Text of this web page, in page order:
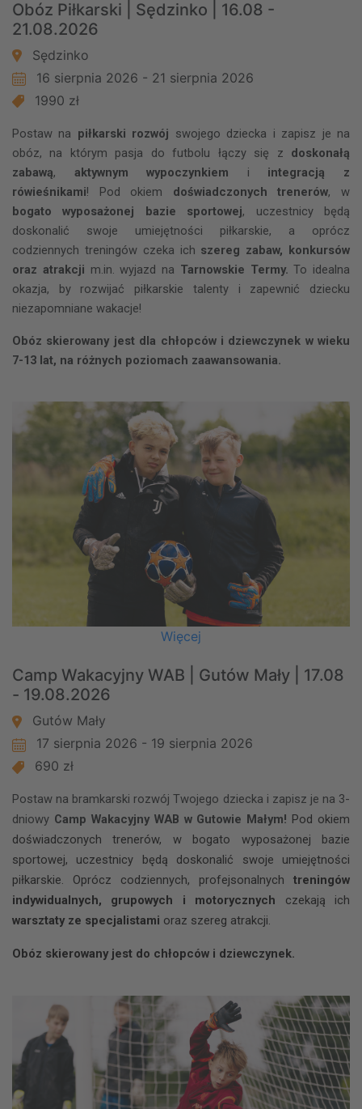
Obóz Piłkarski | Sędzinko | 16.08 -
21.08.2026
Sędzinko
16 sierpnia 2026 - 21 sierpnia 2026
1990 zł
Postaw na piłkarski rozwój swojego dziecka i zapisz je na
obóz, na którym pasja do futbolu łączy się z doskonałą
zabawą, aktywnym wypoczynkiem i integracją z
rówieśnikami! Pod okiem doświadczonych trenerów, w
bogato wyposażonej bazie sportowej, uczestnicy będą
doskonalić swoje umiejętności piłkarskie, a oprócz
codziennych treningów czeka ich szereg zabaw, konkursów
oraz atrakcji m.in.wyjazd na Tarnowskie Termy. To idealna
okazja, by rozwijać piłkarskie talenty i zapewnić dziecku
niezapomniane wakacje!
Obóz skierowany jest dla chłopców i dziewczynek w wieku
7-13 lat, na różnych poziomach zaawansowania.
Więcej
Camp Wakacyjny WAB | Gutów Mały | 17.08
- 19.08.2026
Gutów Mały
17 sierpnia 2026 - 19 sierpnia 2026
690 zł
Postaw na bramkarski rozwój Twojego dziecka i zapisz je na 3-
dniowy Camp Wakacyjny WAB w Gutowie Małym! Pod okiem
doświadczonych trenerów, w bogato wyposażonej bazie
sportowej, uczestnicy będą doskonalić swoje umiejętności
piłkarskie. Oprócz codziennych, profejsonalnych treningów
indywidualnych, grupowych i motorycznych czekają ich
warsztaty ze specjalistami oraz szereg atrakcji.
Obóz skierowany jest do chłopców i dziewczynek.